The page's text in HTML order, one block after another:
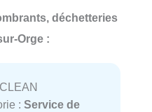
déchetteries
Orge :
: Service de